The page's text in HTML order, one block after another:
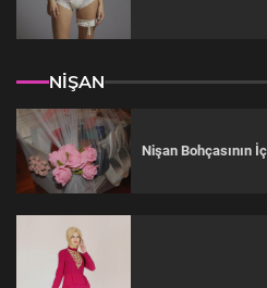
NİŞAN
Nişan Bohçasının